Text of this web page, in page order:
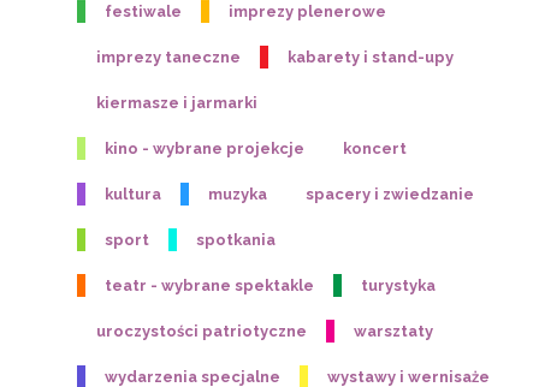
festiwale imprezy plenerowe
imprezy taneczne kabarety i stand-upy
kiermasze i jarmarki
kino - wybrane projekcje koncert
kultura muzyka spacery i zwiedzanie
sport spotkania
teatr - wybrane spektakle turystyka
uroczystości patriotyczne warsztaty
wydarzenia specjalne wystawy i wernisaże